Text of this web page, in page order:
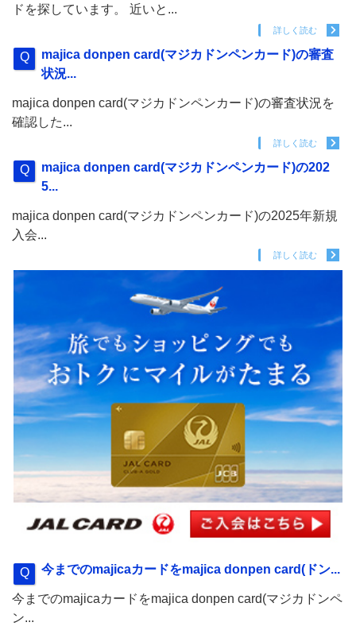
ドを探しています。 近いと...
詳しく読む
majica donpen card(マジカドンペンカード)の審査
状況...
majica donpen card(マジカドンペンカード)の審査状況を
確認した...
詳しく読む
majica donpen card(マジカドンペンカード)の202
5...
majica donpen card(マジカドンペンカード)の2025年新規
入会...
詳しく読む
今までのmajicaカードをmajica donpen card(ドン...
今までのmajicaカードをmajica donpen card(マジカドンペ
ン...